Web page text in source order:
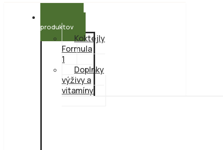
produktov
Koktejly
Formula
1
Doplnky
výživy a
vitamíny